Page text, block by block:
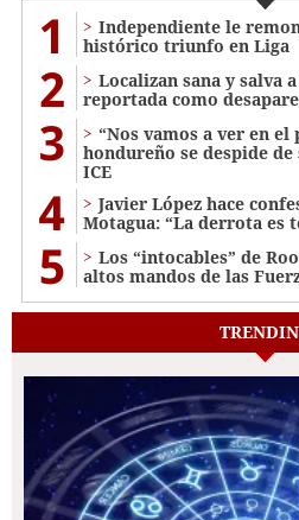
1
Independiente le
histórico triunfo en Liga
2
Localizan sana y salva
reportada como
3
“Nos vamos a ver en el
hondureño se despide
ICE
4
Javier López hace
Motagua: “La derrota es
5
Los “intocables” de
altos mandos de las